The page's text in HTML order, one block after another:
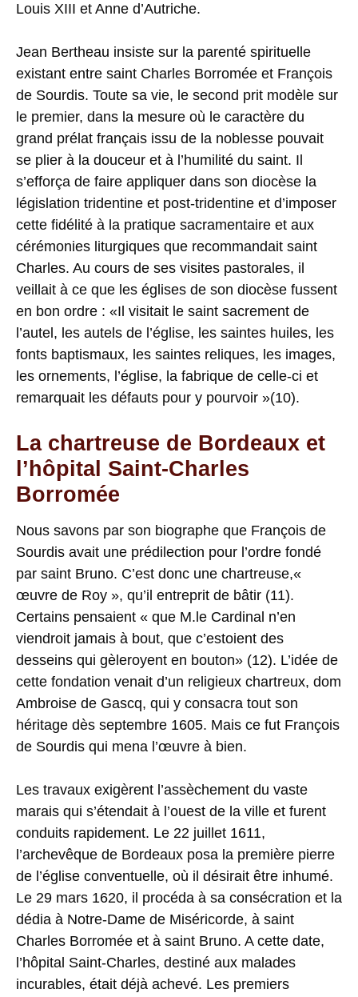
Louis XIII et Anne d’Autriche.
Jean Bertheau insiste sur la parenté spirituelle
existant entre saint Charles Borromée et François
de Sourdis. Toute sa vie, le second prit modèle sur
le premier, dans la mesure où le caractère du
grand prélat français issu de la noblesse pouvait
se plier à la douceur et à l’humilité du saint. Il
s’efforça de faire appliquer dans son diocèse la
législation tridentine et post-tridentine et d’imposer
cette fidélité à la pratique sacramentaire et aux
cérémonies liturgiques que recommandait saint
Charles. Au cours de ses visites pastorales, il
veillait à ce que les églises de son diocèse fussent
en bon ordre : «Il visitait le saint sacrement de
l’autel, les autels de l’église, les saintes huiles, les
fonts baptismaux, les saintes reliques, les images,
les ornements, l’église, la fabrique de celle-ci et
remarquait les défauts pour y pourvoir »(10).
La chartreuse de Bordeaux et
l’hôpital Saint-Charles
Borromée
Nous savons par son biographe que François de
Sourdis avait une prédilection pour l’ordre fondé
par saint Bruno. C’est donc une chartreuse,«
œuvre de Roy », qu’il entreprit de bâtir (11).
Certains pensaient « que M.le Cardinal n’en
viendroit jamais à bout, que c’estoient des
desseins qui gèleroyent en bouton» (12). L’idée de
cette fondation venait d’un religieux chartreux, dom
Ambroise de Gascq, qui y consacra tout son
héritage dès septembre 1605. Mais ce fut François
de Sourdis qui mena l’œuvre à bien.
Les travaux exigèrent l’assèchement du vaste
marais qui s’étendait à l’ouest de la ville et furent
conduits rapidement. Le 22 juillet 1611,
l’archevêque de Bordeaux posa la première pierre
de l’église conventuelle, où il désirait être inhumé.
Le 29 mars 1620, il procéda à sa consécration et la
dédia à Notre-Dame de Miséricorde, à saint
Charles Borromée et à saint Bruno. A cette date,
l’hôpital Saint-Charles, destiné aux malades
incurables, était déjà achevé. Les premiers